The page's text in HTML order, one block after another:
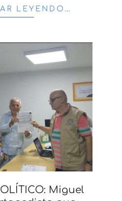
LEYENDO…
Miguel